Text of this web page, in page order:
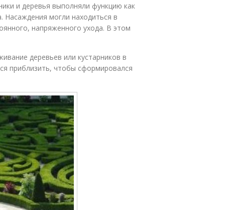
и деревья выполняли функцию как
Насаждения могли находиться в
напряженного ухода. В этом
деревьев или кустарников в
приблизить, чтобы сформировался